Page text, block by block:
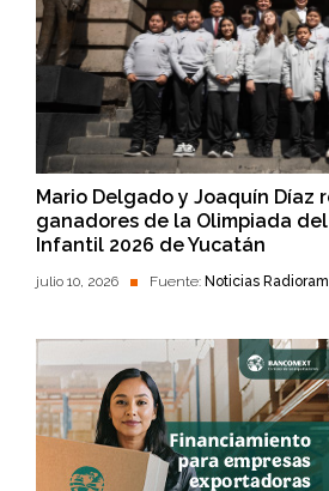
Mario Delgado y Joaquín Díaz
ganadores de la Olimpiada
Infantil 2026 de Yucatán
julio 10, 2026 Fuente: Noticias